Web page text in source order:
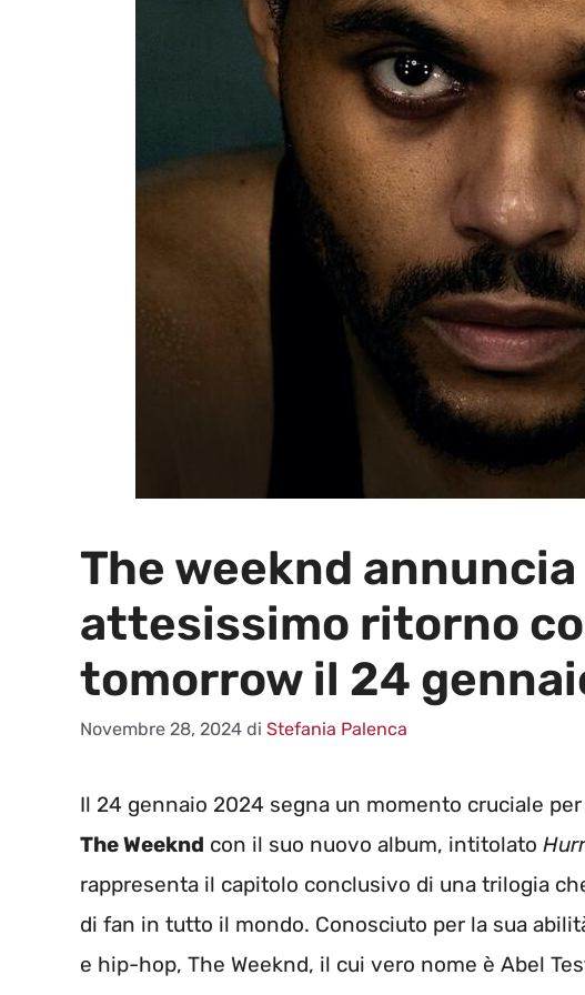
The weeknd
attesissimo ritorno
tomorrow il 24
Novembre 28, 2024 di Stefania Palenca
Il 24 gennaio 2024 segna un momento cruciale
The Weeknd con il suo nuovo album, intitolato
rappresenta il capitolo conclusivo di una trilogia
di fan in tutto il mondo. Conosciuto per la sua
e hip-hop, The Weeknd, il cui vero nome è Abel